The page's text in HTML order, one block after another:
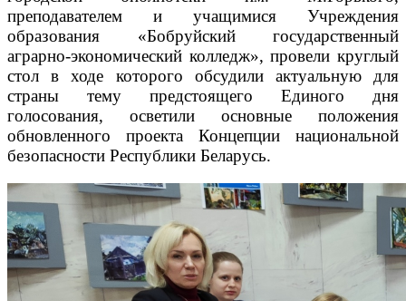
преподавателем и учащимися Учреждения
образования «Бобруйский государственный
аграрно-экономический колледж», провели круглый
стол в ходе которого обсудили актуальную для
страны тему предстоящего Единого дня
голосования, осветили основные положения
обновленного проекта Концепции национальной
безопасности Республики Беларусь.